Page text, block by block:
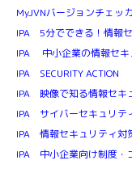
MyJVNバージョンチェッカ
IPA 5分でできる！情報
IPA 中小企業の情報セキ
IPA SECURITY ACTION
IPA 映像で知る情報セキ
IPA サイバーセキュリテ
IPA 情報セキュリティ対
IPA 中小企業向け制度・